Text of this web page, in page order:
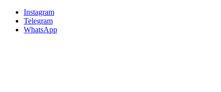
Instagram
Telegram
WhatsApp